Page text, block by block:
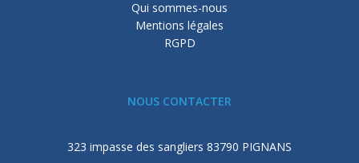
Qui sommes-nous
Mentions légales
RGPD
NOUS CONTACTER
323 impasse des sangliers 83790 PIGNANS